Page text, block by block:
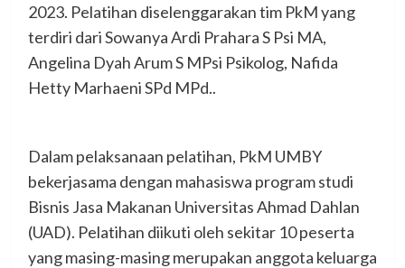
2023. Pelatihan diselenggarakan tim PkM yang
terdiri dari Sowanya Ardi Prahara S Psi MA,
Angelina Dyah Arum S MPsi Psikolog, Nafida
Hetty Marhaeni SPd MPd..
Dalam pelaksanaan pelatihan, PkM UMBY
bekerjasama dengan mahasiswa program studi
Bisnis Jasa Makanan Universitas Ahmad Dahlan
(UAD). Pelatihan diikuti oleh sekitar 10 peserta
yang masing-masing merupakan anggota keluarga